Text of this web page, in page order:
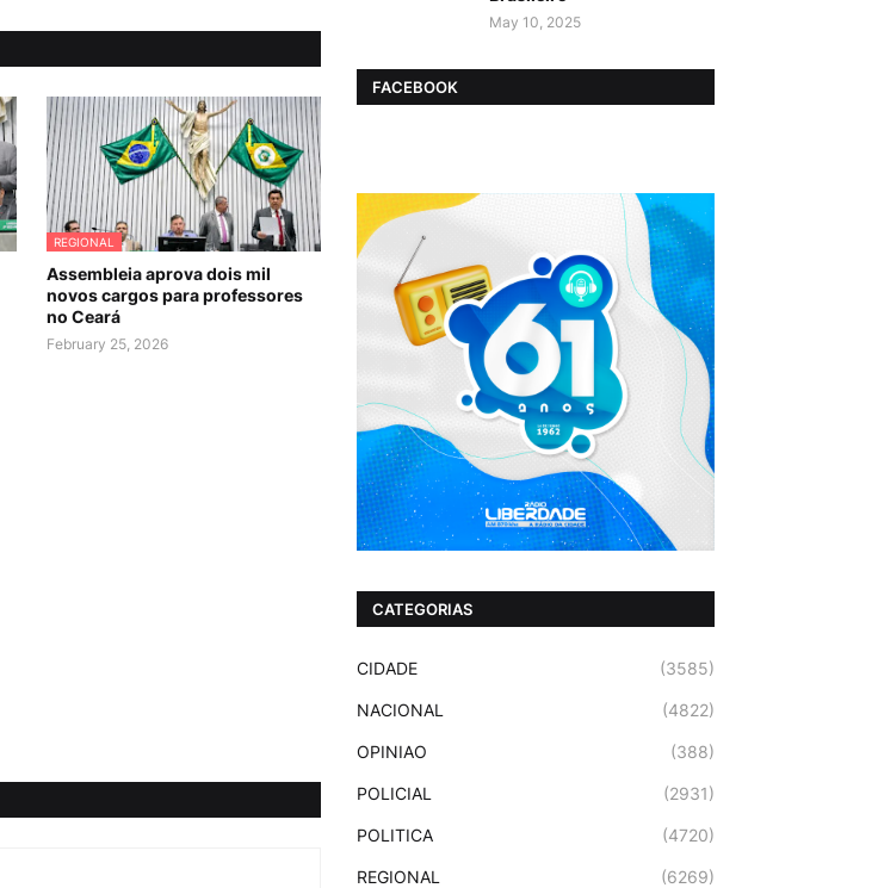
REGIONAL
Assembleia aprova dois mil
novos cargos para professores
no Ceará
February 25, 2026
May 10, 2025
FACEBOOK
CATEGORIAS
CIDADE (3585)
NACIONAL (4822)
OPINIAO (388)
POLICIAL (2931)
POLITICA (4720)
REGIONAL (6269)